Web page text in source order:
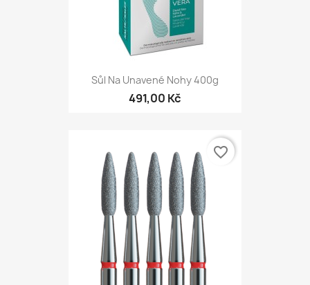
Sůl Na Unavené Nohy 400g
491,00 Kč
favorite_border